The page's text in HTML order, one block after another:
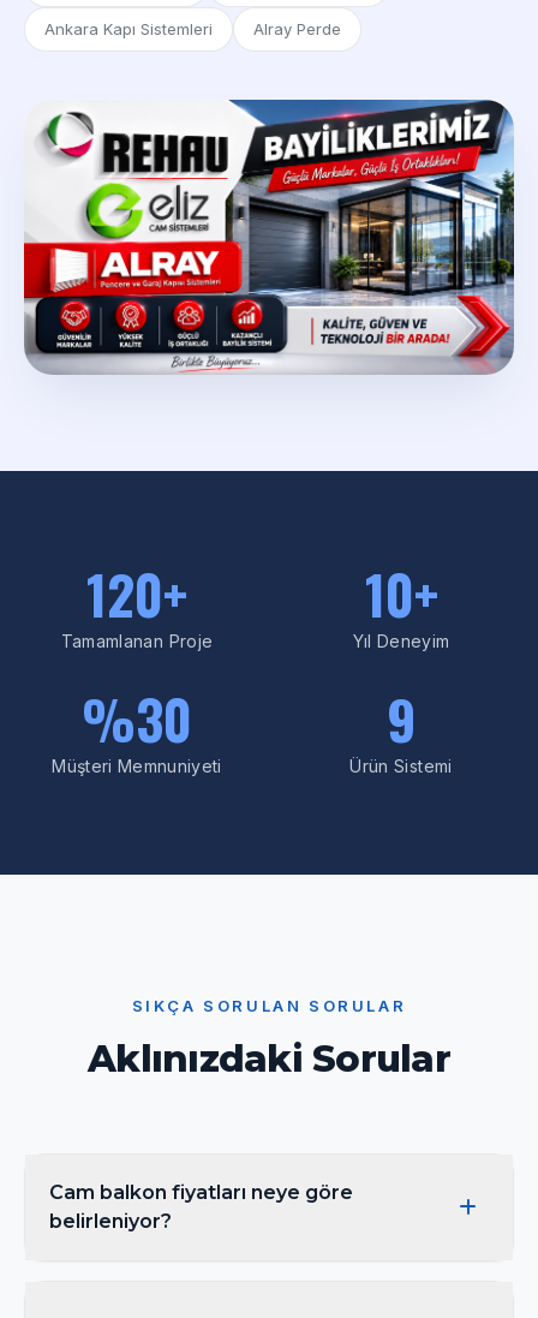
Ankara Kapı Sistemleri Alray Perde
216+
Tamamlanan Proje
10+
Yıl Deneyim
%54
Müşteri Memnuniyeti
9
Ürün Sistemi
SIKÇA SORULAN SORULAR
Aklınızdaki Sorular
Cam balkon fiyatları neye göre
belirleniyor?